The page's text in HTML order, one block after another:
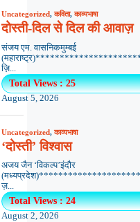
Uncategorized,कविता,काव्यभाषा
दोस्ती-दिल से दिल की आवाज़
संजय एम. वासनिकमुम्बई
ज़ि...
Total Views : 25
August 5, 2026
Uncategorized,काव्यभाषा
‘दोस्ती’ विश्वास
अजय जैन ‘विकल्प’इंदौर
ज़...
Total Views : 24
August 2, 2026